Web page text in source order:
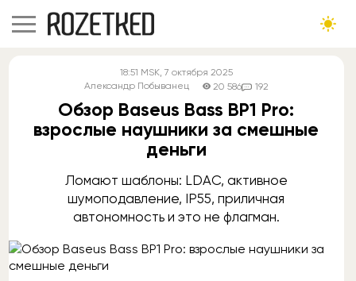
18:51 MSK, 7 октября 2025
Александр Побыванец
20 586 192
Обзор Baseus Bass BP1 Pro:
взрослые наушники за смешные
деньги
Ломают шаблоны: LDAC, активное
шумоподавление, IP55, приличная
автономность и это не флагман.